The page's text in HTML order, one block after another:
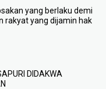
yang berlaku demi
rakyat yang dijamin hak
DIDAKWA